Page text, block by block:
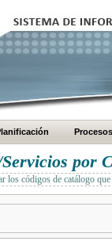
Procesos
por
los códigos de catálogo